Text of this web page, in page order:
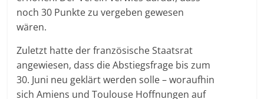
noch 30 Punkte zu vergeben gewesen
wären.
Zuletzt hatte der französische Staatsrat
angewiesen, dass die Abstiegsfrage bis zum
30. Juni neu geklärt werden solle – woraufhin
sich Amiens und Toulouse Hoffnungen auf